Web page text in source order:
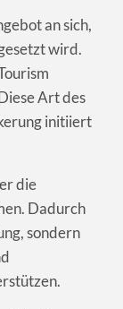
an sich,
wird.
Art des
initiiert
die
Dadurch
sondern